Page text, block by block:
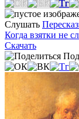
Слушать
Когда взятки не
Скачать